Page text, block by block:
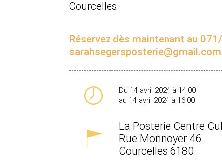
Courcelles.
Réservez dès maintenant au
sarahsegersposterie@gmail.com
Du 14 avril 2024 à 14:00
au 14 avril 2024 à 16:00
La Posterie Centre
Rue Monnoyer 46
Courcelles 6180